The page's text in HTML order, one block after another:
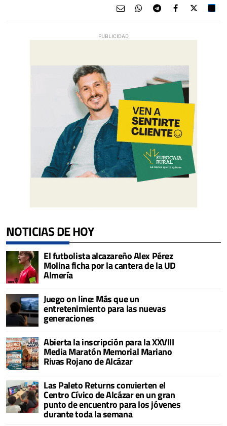
NOTICIAS DE HOY
El futbolista alcazareño Alex Pérez
Molina ficha por la cantera de la UD
Almería
Juego on line: Más que un
entretenimiento para las nuevas
generaciones
Abierta la inscripción para la XXVIII
Media Maratón Memorial Mariano
Rivas Rojano de Alcázar
Las Paleto Returns convierten el
Centro Cívico de Alcázar en un gran
punto de encuentro para los jóvenes
durante toda la semana